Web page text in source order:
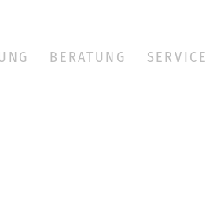
BERATUNG SERVICE